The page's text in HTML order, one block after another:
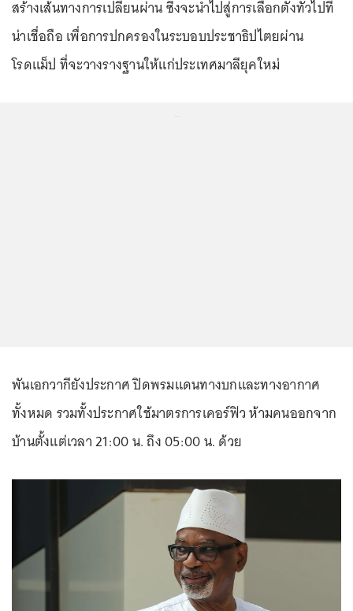
สร้างเส้นทางการเปลี่ยนผ่าน ซึ่งจะนำไปสู่การเลือกตั้งทั่วไปที่
น่าเชื่อถือ เพื่อการปกครองในระบอบประชาธิปไตยผ่าน
โรดแม็ป ที่จะวางรางฐานให้แก่ประเทศมาลียุคใหม่
พันเอกวากียังประกาศ ปิดพรมแดนทางบกและทางอากาศ
ทั้งหมด รวมทั้งประกาศใช้มาตรการเคอร์ฟิว ห้ามคนออกจาก
บ้านตั้งแต่เวลา 21:00 น. ถึง 05:00 น. ด้วย